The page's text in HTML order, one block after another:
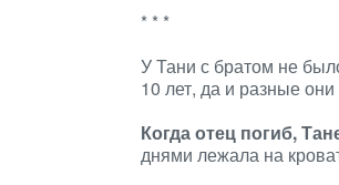
* * *
У Тани с братом не
10 лет, да и разные
Когда отец погиб,
днями лежала на